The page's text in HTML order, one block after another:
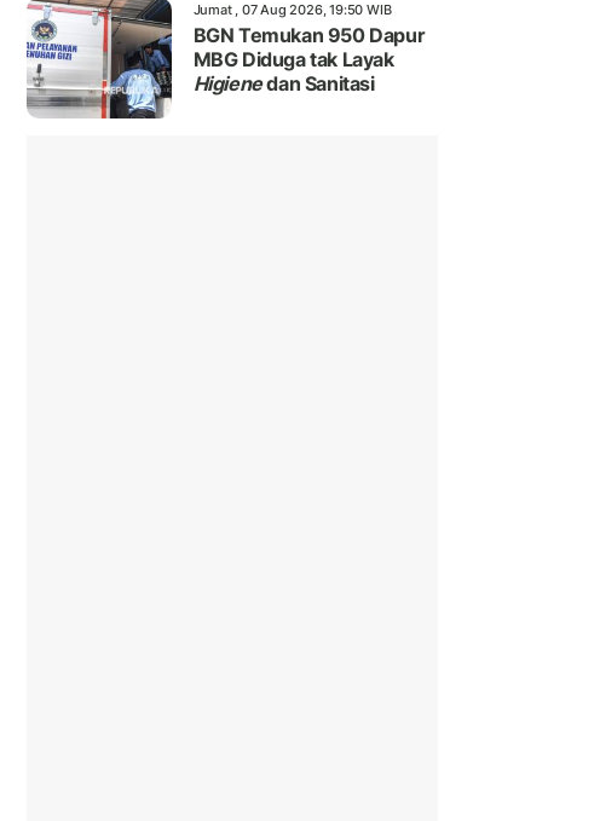
Jumat , 07 Aug 2026, 19:50 WIB
BGN Temukan 950 Dapur
MBG Diduga tak Layak
Higienedan Sanitasi